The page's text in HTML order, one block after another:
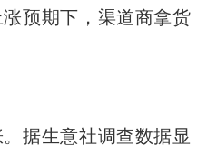
预期下，渠道商拿货
生意社调查数据显